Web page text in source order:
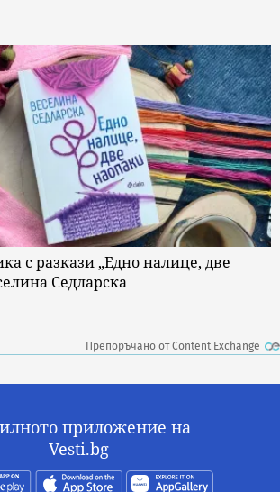
с разкази „Едно налице, две
Седларска
Препоръчано от Content Exchange
приложение на
Vesti.bg